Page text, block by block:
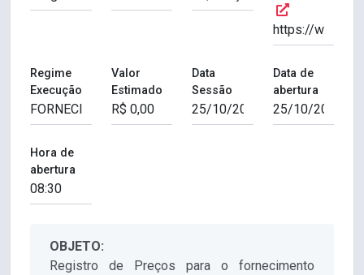
Regime
Execução
Valor
Estimado
Data
Sessão
Data de
abertura
Hora de
abertura
OBJETO:
Registro de Preços para o fornecimento